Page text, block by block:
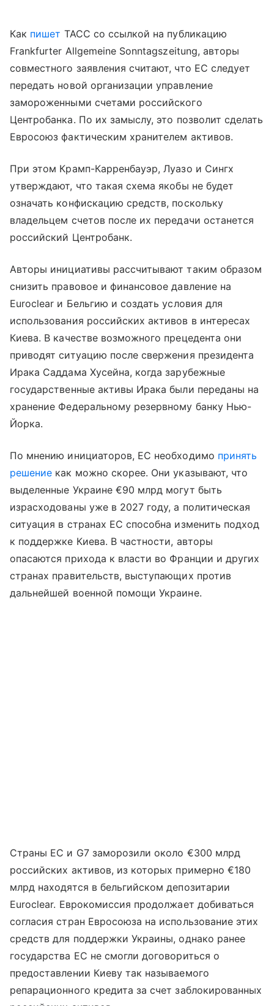
Как пишет ТАСС со ссылкой на публикацию
Frankfurter Allgemeine Sonntagszeitung, авторы
совместного заявления считают, что ЕС следует
передать новой организации управление
замороженными счетами российского
Центробанка. По их замыслу, это позволит сделать
Евросоюз фактическим хранителем активов.
При этом Крамп-Карренбауэр, Луазо и Сингх
утверждают, что такая схема якобы не будет
означать конфискацию средств, поскольку
владельцем счетов после их передачи останется
российский Центробанк.
Авторы инициативы рассчитывают таким образом
снизить правовое и финансовое давление на
Euroclear и Бельгию и создать условия для
использования российских активов в интересах
Киева. В качестве возможного прецедента они
приводят ситуацию после свержения президента
Ирака Саддама Хусейна, когда зарубежные
государственные активы Ирака были переданы на
хранение Федеральному резервному банку Нью-
Йорка.
По мнению инициаторов, ЕС необходимо принять
решение как можно скорее. Они указывают, что
выделенные Украине €90 млрд могут быть
израсходованы уже в 2027 году, а политическая
ситуация в странах ЕС способна изменить подход
к поддержке Киева. В частности, авторы
опасаются прихода к власти во Франции и других
странах правительств, выступающих против
дальнейшей военной помощи Украине.
Страны ЕС и G7 заморозили около €300 млрд
российских активов, из которых примерно €180
млрд находятся в бельгийском депозитарии
Euroclear. Еврокомиссия продолжает добиваться
согласия стран Евросоюза на использование этих
средств для поддержки Украины, однако ранее
государства ЕС не смогли договориться о
предоставлении Киеву так называемого
репарационного кредита за счет заблокированных